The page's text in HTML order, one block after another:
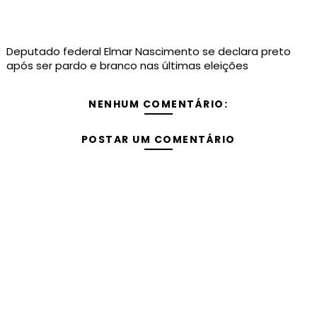
Deputado federal Elmar Nascimento se declara preto
após ser pardo e branco nas últimas eleições
NENHUM COMENTÁRIO:
POSTAR UM COMENTÁRIO